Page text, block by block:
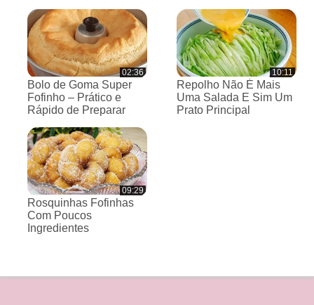
02:36
Bolo de Goma Super
Fofinho – Prático e
Rápido de Preparar
10:11
Repolho Não É Mais
Uma Salada E Sim Um
Prato Principal
09:29
Rosquinhas Fofinhas
Com Poucos
Ingredientes